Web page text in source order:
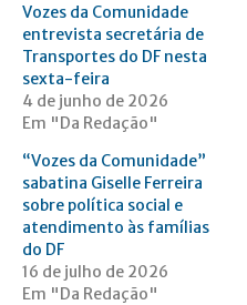
Vozes da Comunidade
entrevista secretária de
Transportes do DF nesta
sexta-feira
4 de junho de 2026
Em "Da Redação"
“Vozes da Comunidade”
sabatina Giselle Ferreira
sobre política social e
atendimento às famílias
do DF
16 de julho de 2026
Em "Da Redação"